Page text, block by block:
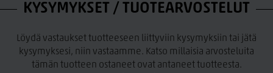
KYSYMYKSET / TUOTEARVOSTELUT
Löydä vastaukset tuotteeseen liittyviin kysymyksiin tai jätä
kysymyksesi, niin vastaamme. Katso millaisia arvosteluita
tämän tuotteen ostaneet ovat antaneet tuotteesta.